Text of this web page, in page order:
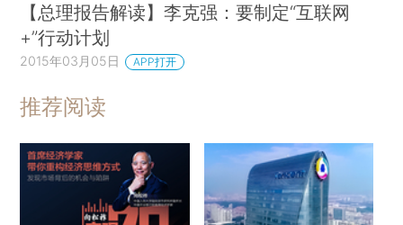
【总理报告解读】李克强：要制定“互联网
+”行动计划
2015年03月05日 APP打开
推荐阅读